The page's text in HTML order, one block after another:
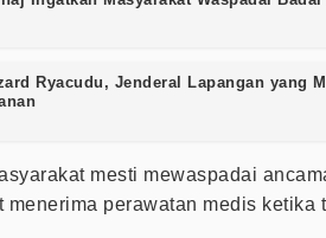
Ryacudu, Jenderal Lapangan yang
mesti mewaspadai
menerima perawatan medis ketika